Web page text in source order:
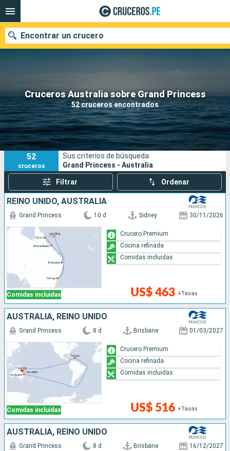
Cruceros Australia sobre Grand Princess
52 cruceros encontrados
Encontrar un crucero
Nuestros destinos
Fecha de salida
Puertos Compañías
Buscar
52
cruceros
Sus criterios de búsqueda:
Grand Princess - Australia
Filtrar Ordenar
REINO UNIDO, AUSTRALIA
Comidas incluidas
Grand Princess 10 d Sidney 30/11/2026
US$ 463 +Tasas
Crucero Premium
Cocina refinada
Comidas incluidas
AUSTRALIA, REINO UNIDO
Comidas incluidas
Grand Princess 8 d Brisbane 01/03/2027
US$ 516 +Tasas
Crucero Premium
Cocina refinada
Comidas incluidas
AUSTRALIA, REINO UNIDO
Grand Princess 8 d Brisbane 16/12/2027